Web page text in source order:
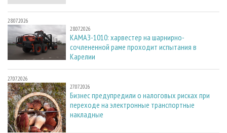
28.07.2026
28.07.2026
КАМАЗ-1010: харвестер на шарнирно-
сочлененной раме проходит испытания в
Карелии
27.07.2026
27.07.2026
Бизнес предупредили о налоговых рисках при
переходе на электронные транспортные
накладные